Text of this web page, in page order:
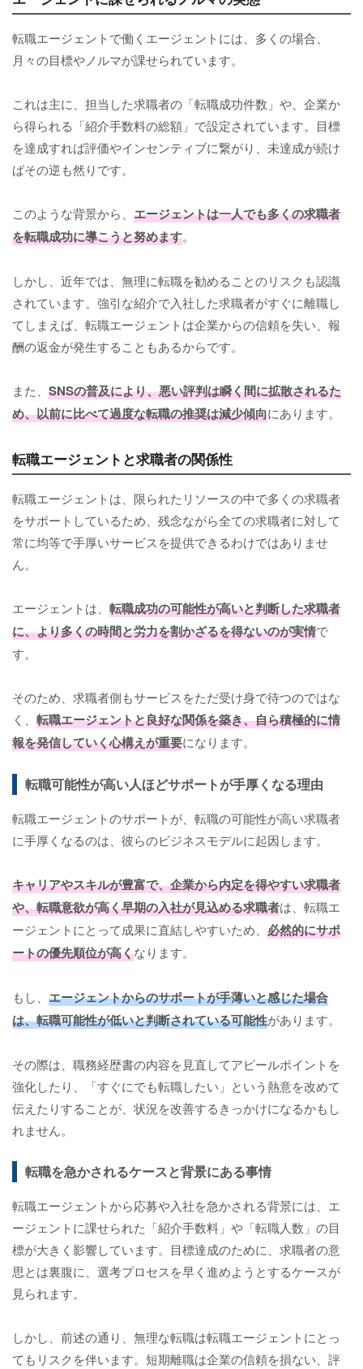
転職エージェントで働くエージェントには、多くの場合、
月々の目標やノルマが課せられています。
これは主に、担当した求職者の「転職成功件数」や、企業か
ら得られる「紹介手数料の総額」で設定されています。目標
を達成すれば評価やインセンティブに繋がり、未達成が続け
ばその逆も然りです。
このような背景から、 エージェントは一人でも多くの求職者
を転職成功に導こうと努めます。
しかし、近年では、無理に転職を勧めることのリスクも認識
されています。強引な紹介で入社した求職者がすぐに離職し
てしまえば、転職エージェントは企業からの信頼を失い、報
酬の返金が発生することもあるからです。
また、 SNSの普及により、悪い評判は瞬く間に拡散されるた
め、以前に比べて過度な転職の推奨は減少傾向にあります。
転職エージェントと求職者の関係性
転職エージェントは、限られたリソースの中で多くの求職者
をサポートしているため、残念ながら全ての求職者に対して
常に均等で手厚いサービスを提供できるわけではありませ
ん。
エージェントは、 転職成功の可能性が高いと判断した求職者
に、より多くの時間と労力を割かざるを得ないのが実情で
す。
そのため、求職者側もサービスをただ受け身で待つのではな
く、 転職エージェントと良好な関係を築き、自ら積極的に情
報を発信していく心構えが重要になります。
転職可能性が高い人ほどサポートが手厚くなる理由
転職エージェントのサポートが、転職の可能性が高い求職者
に手厚くなるのは、彼らのビジネスモデルに起因します。
キャリアやスキルが豊富で、企業から内定を得やすい求職者
や、転職意欲が高く早期の入社が見込める求職者は、転職エ
ージェントにとって成果に直結しやすいため、 必然的にサポ
ートの優先順位が高くなります。
もし、 エージェントからのサポートが手薄いと感じた場合
は、転職可能性が低いと判断されている可能性があります。
その際は、職務経歴書の内容を見直してアピールポイントを
強化したり、「すぐにでも転職したい」という熱意を改めて
伝えたりすることが、状況を改善するきっかけになるかもし
れません。
転職を急かされるケースと背景にある事情
転職エージェントから応募や入社を急かされる背景には、エ
ージェントに課せられた「紹介手数料」や「転職人数」の目
標が大きく影響しています。目標達成のために、求職者の意
思とは裏腹に、選考プロセスを早く進めようとするケースが
見られます。
しかし、前述の通り、無理な転職は転職エージェントにとっ
てもリスクを伴います。短期離職は企業の信頼を損ない、評